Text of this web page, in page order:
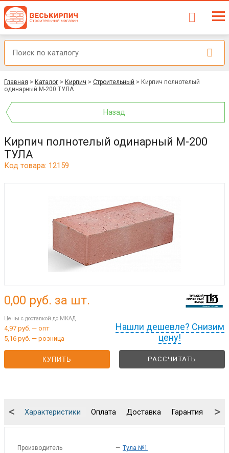
Главная > Каталог > Кирпич > Строительный > Кирпич полнотелый
одинарный М-200 ТУЛА
Назад
Кирпич полнотелый одинарный М-200
ТУЛА
Код товара: 12159
Нашли дешевле? Снизим
цену!
0,00 руб. за шт.
Цены с доставкой до МКАД
4,97 руб. — опт
5,16 руб. — розница
КУПИТЬ РАССЧИТАТЬ
Характеристики Оплата Доставка Гарантия
< >
Производитель — Тула №1